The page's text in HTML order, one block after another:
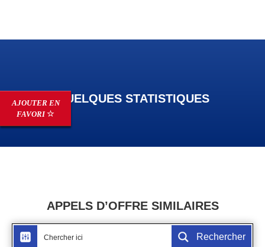
QUELQUES STATISTIQUES
APPELS D’OFFRE SIMILAIRES
Rechercher
AJOUTER EN
FAVORI